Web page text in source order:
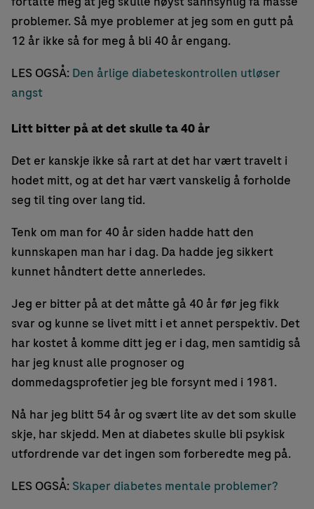
problemer. Så mye problemer at jeg som en gutt på
12 år ikke så for meg å bli 40 år engang.
LES OGSÅ: Den årlige diabeteskontrollen utløser
angst
Litt bitter på at det skulle ta 40 år
Det er kanskje ikke så rart at det har vært travelt i
hodet mitt, og at det har vært vanskelig å forholde
seg til ting over lang tid.
Tenk om man for 40 år siden hadde hatt den
kunnskapen man har i dag. Da hadde jeg sikkert
kunnet håndtert dette annerledes.
Jeg er bitter på at det måtte gå 40 år før jeg fikk
svar og kunne se livet mitt i et annet perspektiv. Det
har kostet å komme ditt jeg er i dag, men samtidig så
har jeg knust alle prognoser og
dommedagsprofetier jeg ble forsynt med i 1981.
Nå har jeg blitt 54 år og svært lite av det som skulle
skje, har skjedd. Men at diabetes skulle bli psykisk
utfordrende var det ingen som forberedte meg på.
LES OGSÅ: Skaper diabetes mentale problemer?